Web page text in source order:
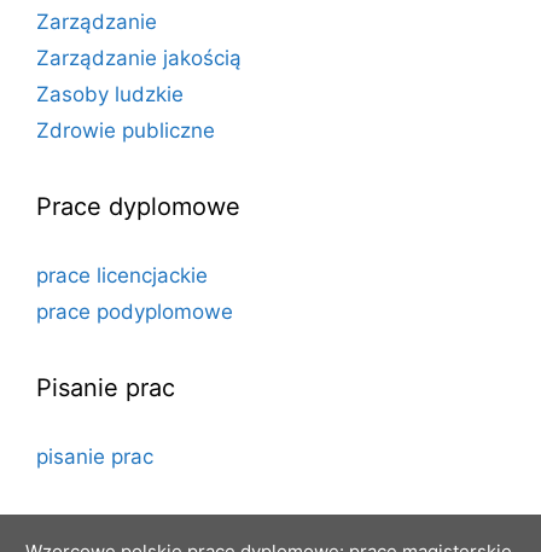
Zarządzanie
Zarządzanie jakością
Zasoby ludzkie
Zdrowie publiczne
Prace dyplomowe
prace licencjackie
prace podyplomowe
Pisanie prac
pisanie prac